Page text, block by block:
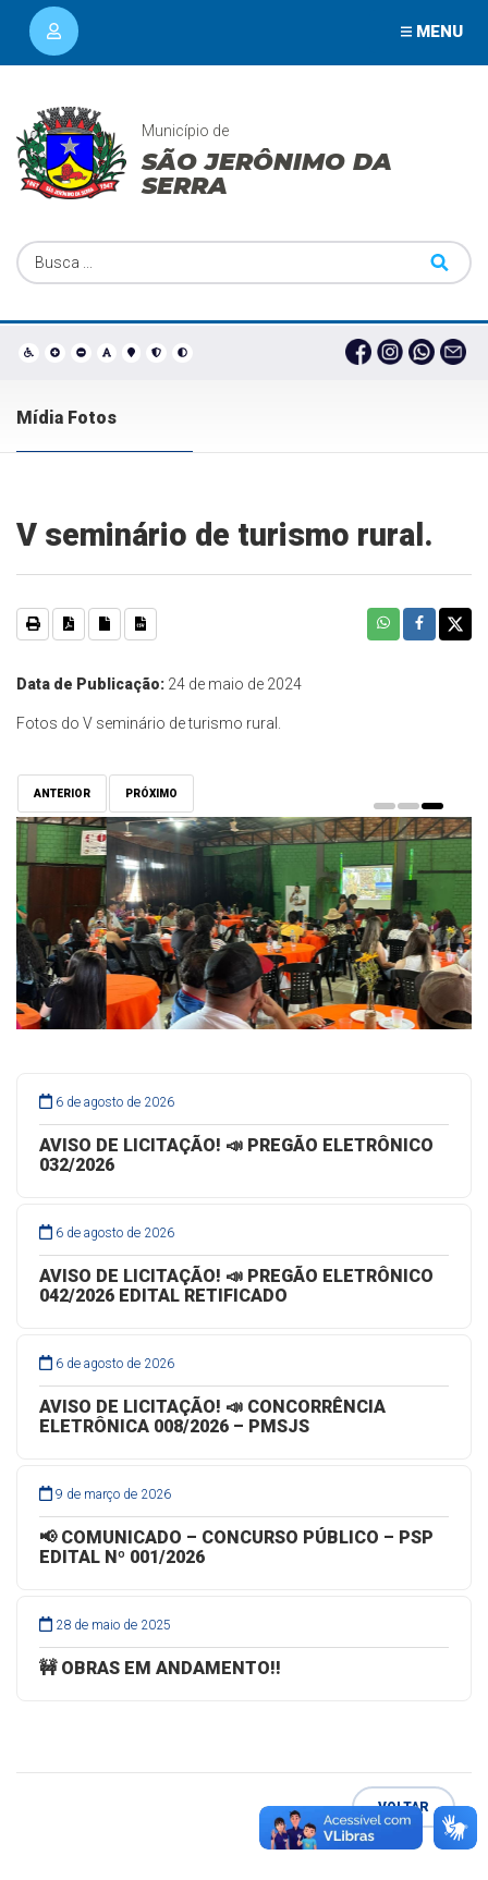
MENU
Município de
SÃO JERÔNIMO DA
SERRA
Mídia Fotos
V seminário de turismo rural.
Data de Publicação: 24 de maio de 2024
Fotos do V seminário de turismo rural.
ANTERIOR PRÓXIMO
6 de agosto de 2026
AVISO DE LICITAÇÃO! 📣 PREGÃO ELETRÔNICO
032/2026
6 de agosto de 2026
AVISO DE LICITAÇÃO! 📣 PREGÃO ELETRÔNICO
042/2026 EDITAL RETIFICADO
6 de agosto de 2026
AVISO DE LICITAÇÃO! 📣 CONCORRÊNCIA
ELETRÔNICA 008/2026 – PMSJS
9 de março de 2026
📢 COMUNICADO – CONCURSO PÚBLICO – PSP
EDITAL Nº 001/2026
28 de maio de 2025
🚧 OBRAS EM ANDAMENTO!!
VOLTAR